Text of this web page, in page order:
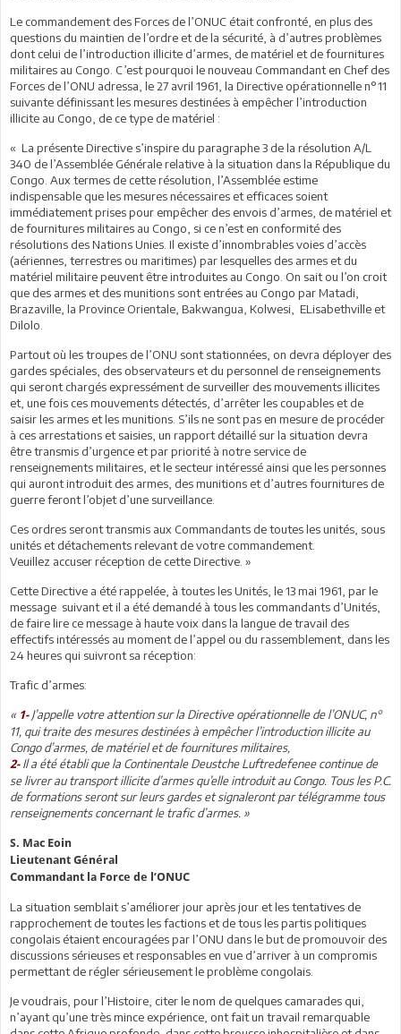
Le commandement des Forces de l’ONUC était confronté, en plus des
questions du maintien de l’ordre et de la sécurité, à d’autres problèmes
dont celui de l’introduction illicite d’armes, de matériel et de fournitures
militaires au Congo. C’est pourquoi le nouveau Commandant en Chef des
Forces de l’ONU adressa, le 27 avril 1961, la Directive opérationnelle n°11
suivante définissant les mesures destinées à empêcher l’introduction
illicite au Congo, de ce type de matériel :
« La présente Directive s’inspire du paragraphe 3 de la résolution A/L
340 de l’Assemblée Générale relative à la situation dans la République du
Congo. Aux termes de cette résolution, l’Assemblée estime
indispensable que les mesures nécessaires et efficaces soient
immédiatement prises pour empêcher des envois d’armes, de matériel et
de fournitures militaires au Congo, si ce n’est en conformité des
résolutions des Nations Unies. Il existe d’innombrables voies d’accès
(aériennes, terrestres ou maritimes) par lesquelles des armes et du
matériel militaire peuvent être introduites au Congo. On sait ou l’on croit
que des armes et des munitions sont entrées au Congo par Matadi,
Brazaville, la Province Orientale, Bakwangua, Kolwesi, ELisabethville et
Dilolo.
Partout où les troupes de l’ONU sont stationnées, on devra déployer des
gardes spéciales, des observateurs et du personnel de renseignements
qui seront chargés expressément de surveiller des mouvements illicites
et, une fois ces mouvements détectés, d’arrêter les coupables et de
saisir les armes et les munitions. S’ils ne sont pas en mesure de procéder
à ces arrestations et saisies, un rapport détaillé sur la situation devra
être transmis d’urgence et par priorité à notre service de
renseignements militaires, et le secteur intéressé ainsi que les personnes
qui auront introduit des armes, des munitions et d’autres fournitures de
guerre feront l’objet d’une surveillance.
Ces ordres seront transmis aux Commandants de toutes les unités, sous
unités et détachements relevant de votre commandement.
Veuillez accuser réception de cette Directive. »
Cette Directive a été rappelée, à toutes les Unités, le 13 mai 1961, par le
message suivant et il a été demandé à tous les commandants d’Unités,
de faire lire ce message à haute voix dans la langue de travail des
effectifs intéressés au moment de l’appel ou du rassemblement, dans les
24 heures qui suivront sa réception:
Trafic d’armes:
« 1-J’appelle votre attention sur la Directive opérationnelle de l’ONUC, n°
11, qui traite des mesures destinées à empêcher l’introduction illicite au
Congo d’armes, de matériel et de fournitures militaires,
2-Il a été établi que la Continentale Deustche Luftredefenee continue de
se livrer au transport illicite d’armes qu’elle introduit au Congo. Tous les P.C.
de formations seront sur leurs gardes et signaleront par télégramme tous
renseignements concernant le trafic d’armes. »
S. Mac Eoin
Lieutenant Général
Commandant la Force de l’ONUC
La situation semblait s’améliorer jour après jour et les tentatives de
rapprochement de toutes les factions et de tous les partis politiques
congolais étaient encouragées par l’ONU dans le but de promouvoir des
discussions sérieuses et responsables en vue d’arriver à un compromis
permettant de régler sérieusement le problème congolais.
Je voudrais, pour l’Histoire, citer le nom de quelques camarades qui,
n’ayant qu’une très mince expérience, ont fait un travail remarquable